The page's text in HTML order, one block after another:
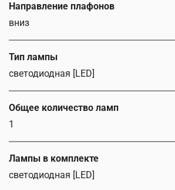
Направление плафонов
вниз
Тип лампы
светодиодная [LED]
Общее количество ламп
1
Лампы в комплекте
светодиодная [LED]